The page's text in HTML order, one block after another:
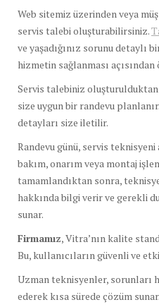
Web sitemiz üzerinden veya
servis talebi oluşturabilirsiniz.
ve yaşadığınız sorunu detaylı
hizmetin sağlanması
Servis talebiniz
size uygun bir randevu
detayları size iletilir.
Randevu günü, servis
bakım, onarım veya montaj
tamamlandıktan sonra,
hakkında bilgi verir ve gerekli
sunar.
Firmamız, Vitra’nın kalite
Bu, kullanıcıların güvenli ve
Uzman teknisyenler, sorunları
ederek kısa sürede çözüm sunar.